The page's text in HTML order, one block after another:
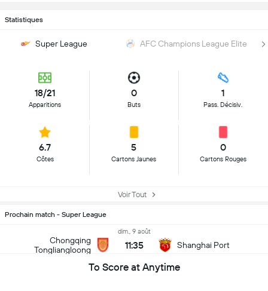
Statistiques
Super League AFC Champions League Elite
18/21
Apparitions
0
Buts
1
Pass. Décisiv.
6.7
Côtes
5
Cartons Jaunes
0
Cartons Rouges
Voir Tout
Prochain match - Super League
Chongqing
Tongliangloong
dim., 9 août
11:35 Shanghai Port
To Score at Anytime